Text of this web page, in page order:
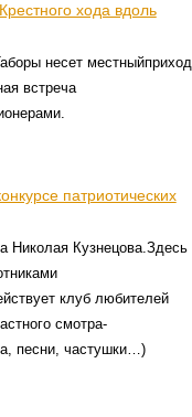
хода вдоль
несет местныйприход
встреча
патриотических
Николая Кузнецова.Здесь
клуб любителей
смотра-
песни, частушки…)